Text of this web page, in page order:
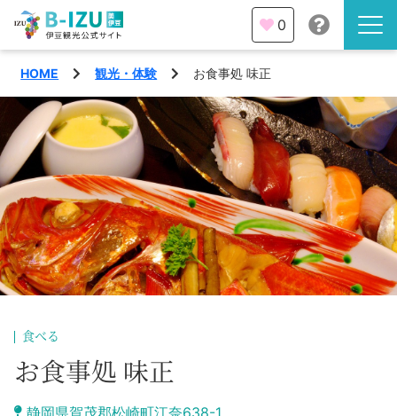
伊豆半島を知る
伊豆のみどころ
みる
あそぶ
あじわう
観光・体験
イベント
エリア
熱海市
沼津市
特集
旅の計画
0
HOME 観光・体験 お食事処 味正
食べる
お食事処 味正
静岡県賀茂郡松崎町江奈638-1